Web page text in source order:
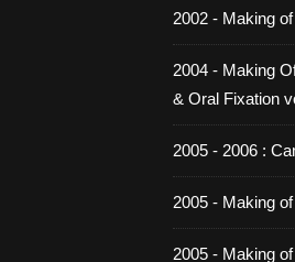
2002 - Making
2004 - Making
& Oral Fixation
2005 - 2006 :
2005 - Making
2005 - Making